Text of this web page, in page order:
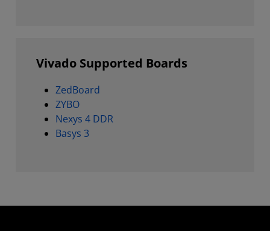
Vivado Supported Boards
ZedBoard
ZYBO
Nexys 4 DDR
Basys 3